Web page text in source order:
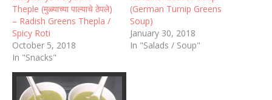
Theple (मुळ्याच्या पाल्याचे ठेपले)
– Radish Greens Thepla /
Spicy Roti
October 5, 2018
In "Snacks"
(German Turnip Greens
Soup)
January 30, 2018
In "Salads / Soup"